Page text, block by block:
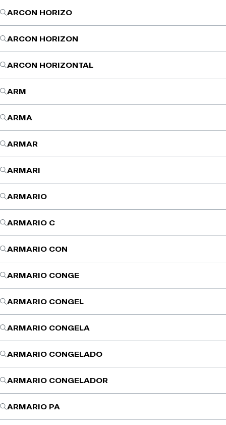
ARCON HORIZO
ARCON HORIZON
ARCON HORIZONTAL
ARM
ARMA
ARMAR
ARMARI
ARMARIO
ARMARIO C
ARMARIO CON
ARMARIO CONGE
ARMARIO CONGEL
ARMARIO CONGELA
ARMARIO CONGELADO
ARMARIO CONGELADOR
ARMARIO PA